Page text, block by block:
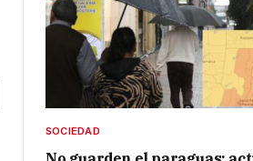
SOCIEDAD